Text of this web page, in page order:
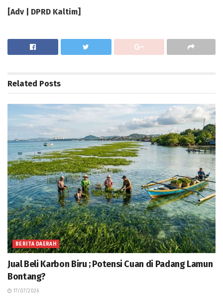
[Adv | DPRD Kaltim]
Related Posts
BERITA DAERAH
Jual Beli Karbon Biru ; Potensi Cuan di Padang Lamun
Bontang?
17/07/2026